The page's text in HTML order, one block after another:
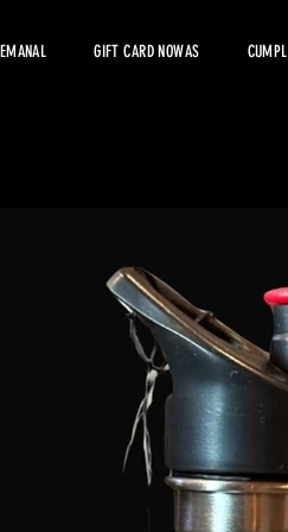
GIFT CARD NOWAS